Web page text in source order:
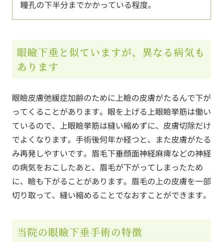
瞳孔の下半分までかかっている程度。
眼瞼下垂と似ていますが、異なる病気も
あります
眼瞼皮膚弛緩症加齢のために上瞼の皮膚がたるんで下が
ってくることがあります。眼を上げる上眼瞼挙筋は働い
ているので、上眼瞼挙筋は縫い縮めずに、皮膚切除だけ
でよくなります。手術後何年か経つと、また皮膚がたる
み再発しやすいです。眉毛下垂顔面神経麻痺などの神経
の病気をおこしたあと、眉毛が下がってしまったため
に、瞼も下がることがあります。眉毛の上の皮膚を一部
切り取って、縫い縮めることでなおすことができます。
当院の眼瞼下垂手術の特徴